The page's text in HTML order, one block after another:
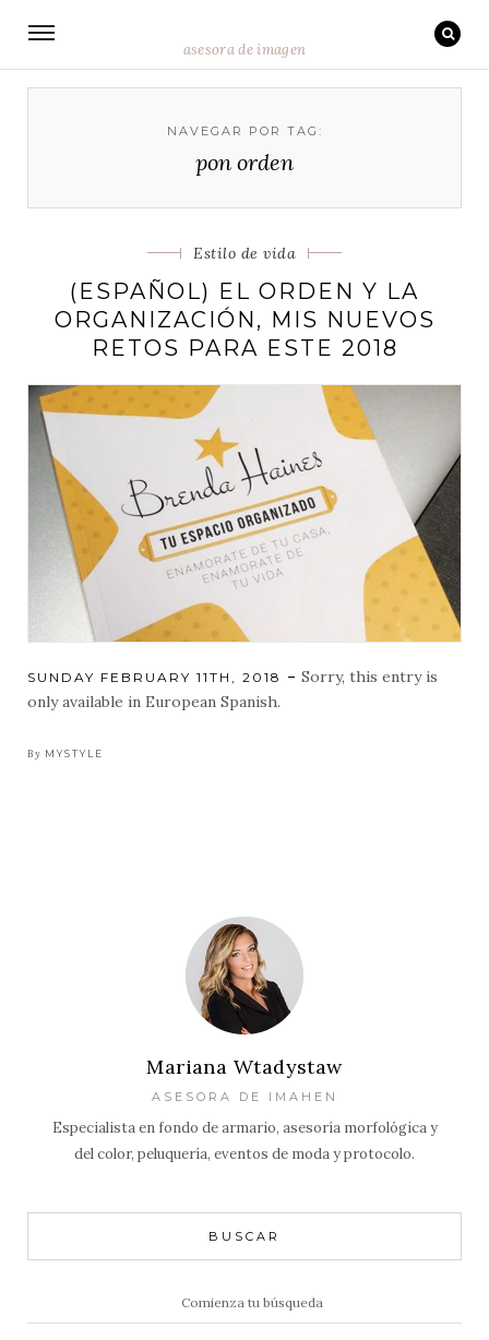
asesora de imagen
NAVEGAR POR TAG:
pon orden
Categorias
Estilo de vida
(ESPAÑOL) EL ORDEN Y LA
ORGANIZACIÓN, MIS NUEVOS
RETOS PARA ESTE 2018
POSTED
ON
SUNDAY FEBRUARY 11TH, 2018
Sorry, this entry is
only available in European Spanish.
By MYSTYLE
Mariana Wtadystaw
ASESORA DE IMAHEN
Especialista en fondo de armario, asesoría morfológica y
del color, peluquería, eventos de moda y protocolo.
BUSCAR